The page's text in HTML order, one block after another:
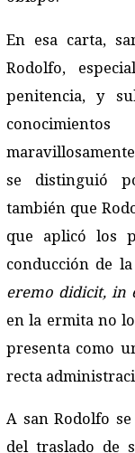
En esa carta,
Rodolfo,
penitencia, y
se distinguió
también que
que aplicó los
conducción de
eremo didicit, in
en la ermita no
presenta como
recta
A san Rodolfo
del traslado de